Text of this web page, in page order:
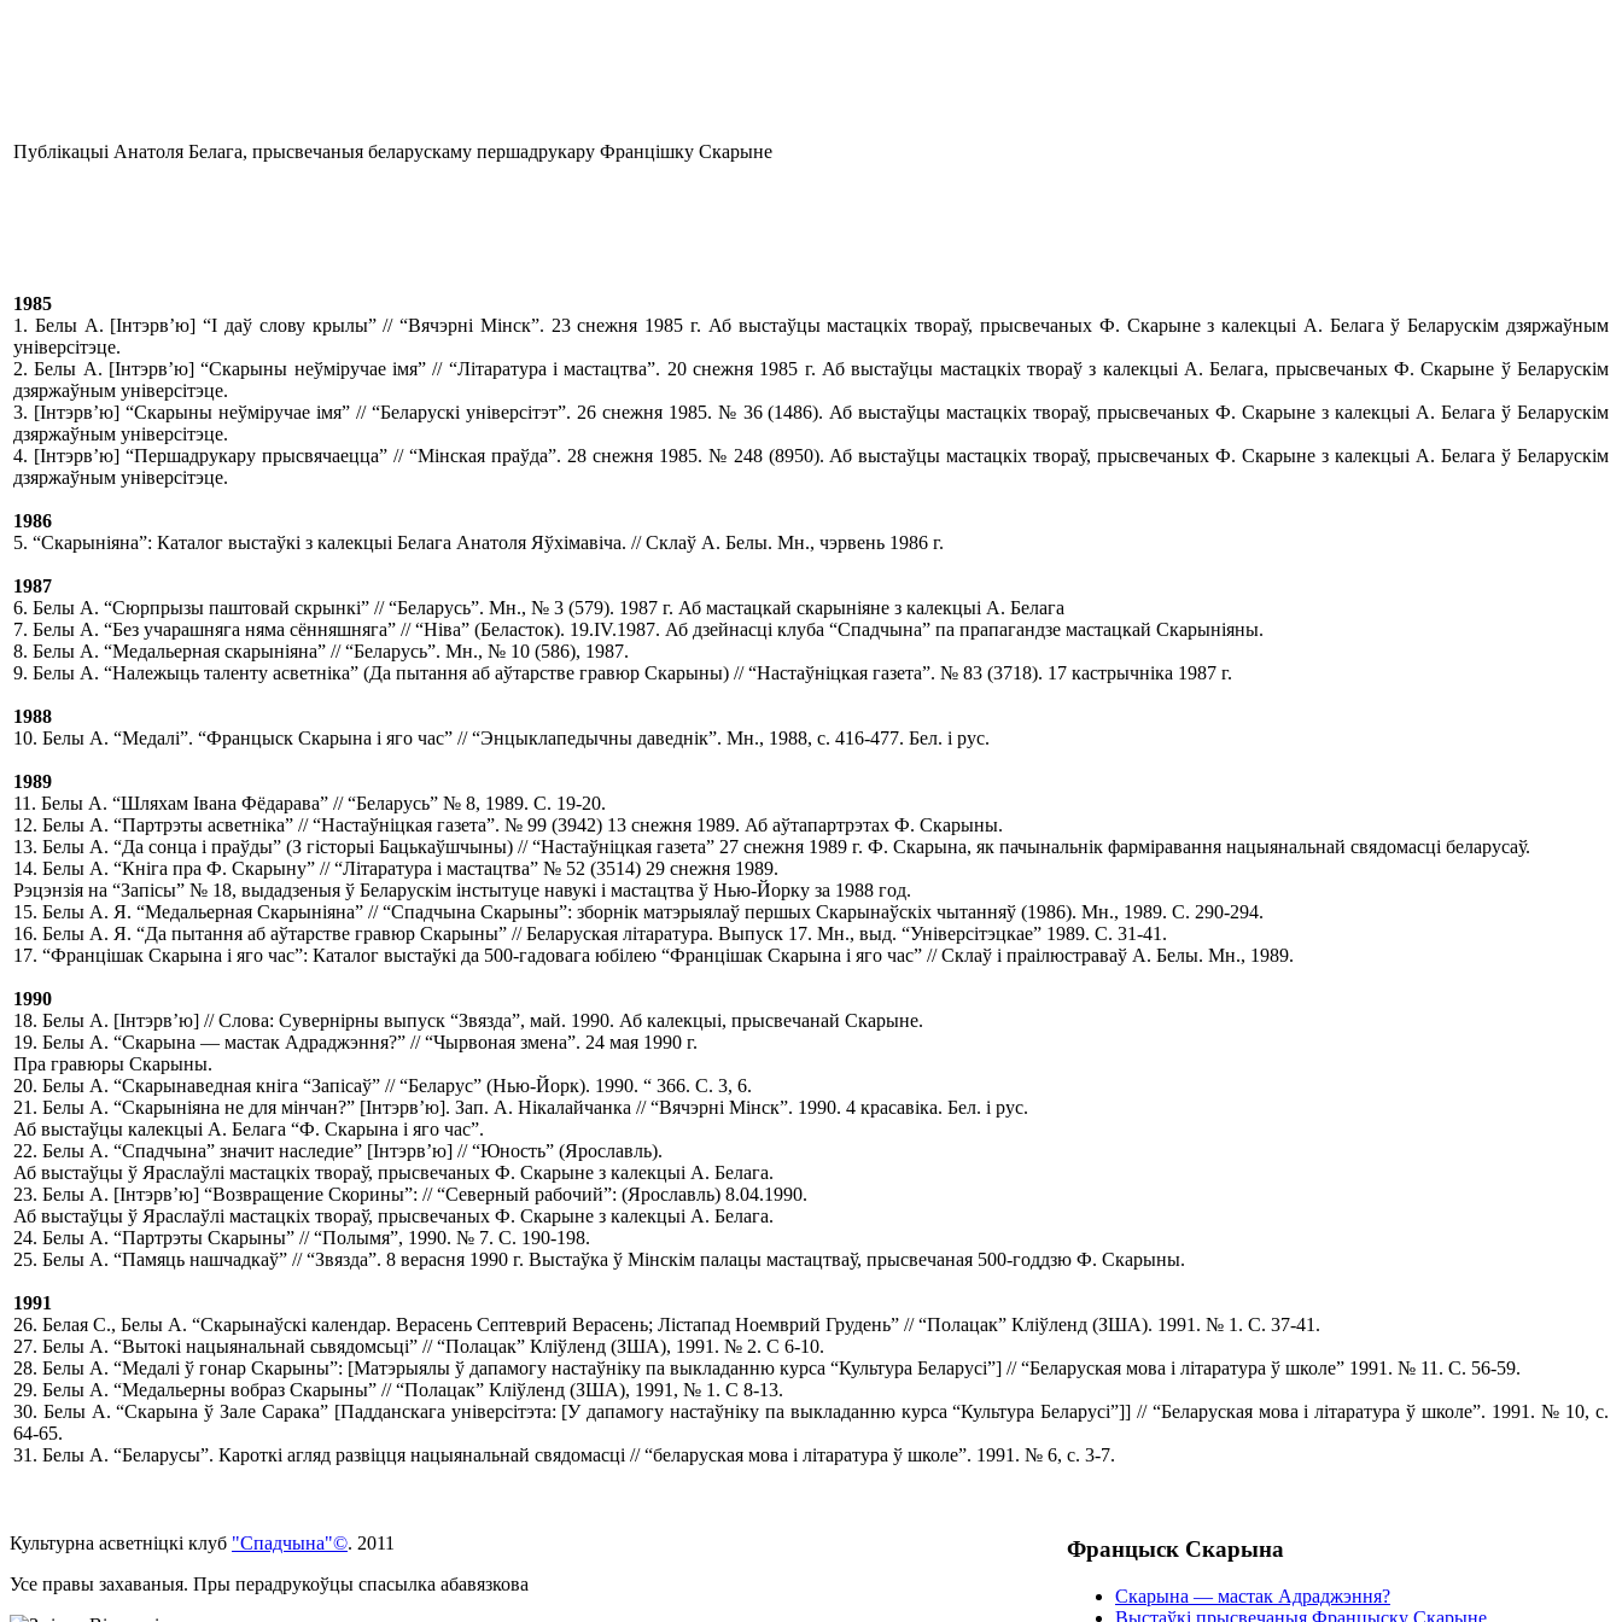
Публікацыі Анатоля Белага, прысвечаныя беларускаму першадрукару Францішку Скарыне
1985
1. Белы А. [Інтэрв’ю] “І даў слову крылы” // “Вячэрні Мінск”. 23 снежня 1985 г. Аб выстаўцы мастацкіх твораў, прысвечаных Ф. Скарыне з калекцыі А. Белага ў Беларускім дзяржаўным
універсітэце.
2. Белы А. [Інтэрв’ю] “Скарыны неўміручае імя” // “Літаратура і мастацтва”. 20 снежня 1985 г. Аб выстаўцы мастацкіх твораў з калекцыі А. Белага, прысвечаных Ф. Скарыне ў Беларускім
дзяржаўным універсітэце.
3. [Інтэрв’ю] “Скарыны неўміручае імя” // “Беларускі універсітэт”. 26 снежня 1985. № 36 (1486). Аб выстаўцы мастацкіх твораў, прысвечаных Ф. Скарыне з калекцыі А. Белага ў Беларускім
дзяржаўным універсітэце.
4. [Інтэрв’ю] “Першадрукару прысвячаецца” // “Мінская праўда”. 28 снежня 1985. № 248 (8950). Аб выстаўцы мастацкіх твораў, прысвечаных Ф. Скарыне з калекцыі А. Белага ў Беларускім
дзяржаўным універсітэце.
1986
5. “Скарыніяна”: Каталог выстаўкі з калекцыі Белага Анатоля Яўхімавіча. // Склаў А. Белы. Мн., чэрвень 1986 г.
1987
6. Белы А. “Сюрпрызы паштовай скрынкі” // “Беларусь”. Мн., № 3 (579). 1987 г. Аб мастацкай скарыніяне з калекцыі А. Белага
7. Белы А. “Без учарашняга няма сённяшняга” // “Ніва” (Беласток). 19.IV.1987. Аб дзейнасці клуба “Спадчына” па прапагандзе мастацкай Скарыніяны.
8. Белы А. “Медальерная скарыніяна” // “Беларусь”. Мн., № 10 (586), 1987.
9. Белы А. “Належыць таленту асветніка” (Да пытання аб аўтарстве гравюр Скарыны) // “Настаўніцкая газета”. № 83 (3718). 17 кастрычніка 1987 г.
1988
10. Белы А. “Медалі”. “Францыск Скарына і яго час” // “Энцыклапедычны даведнік”. Мн., 1988, с. 416-477. Бел. і рус.
1989
11. Белы А. “Шляхам Івана Фёдарава” // “Беларусь” № 8, 1989. С. 19-20.
12. Белы А. “Партрэты асветніка” // “Настаўніцкая газета”. № 99 (3942) 13 снежня 1989. Аб аўтапартрэтах Ф. Скарыны.
13. Белы А. “Да сонца і праўды” (З гісторыі Бацькаўшчыны) // “Настаўніцкая газета” 27 снежня 1989 г. Ф. Скарына, як пачынальнік фарміравання нацыянальнай свядомасці беларусаў.
14. Белы А. “Кніга пра Ф. Скарыну” // “Літаратура і мастацтва” № 52 (3514) 29 снежня 1989.
Рэцэнзія на “Запісы” № 18, выдадзеныя ў Беларускім інстытуце навукі і мастацтва ў Нью-Йорку за 1988 год.
15. Белы А. Я. “Медальерная Скарыніяна” // “Спадчына Скарыны”: зборнік матэрыялаў першых Скарынаўскіх чытанняў (1986). Мн., 1989. С. 290-294.
16. Белы А. Я. “Да пытання аб аўтарстве гравюр Скарыны” // Беларуская літаратура. Выпуск 17. Мн., выд. “Універсітэцкае” 1989. С. 31-41.
17. “Францішак Скарына і яго час”: Каталог выстаўкі да 500-гадовага юбілею “Францішак Скарына і яго час” // Склаў і праілюстраваў А. Белы. Мн., 1989.
1990
18. Белы А. [Інтэрв’ю] // Слова: Сувернірны выпуск “Звязда”, май. 1990. Аб калекцыі, прысвечанай Скарыне.
19. Белы А. “Скарына ― мастак Адраджэння?” // “Чырвоная змена”. 24 мая 1990 г.
Пра гравюры Скарыны.
20. Белы А. “Скарынаведная кніга “Запісаў” // “Беларус” (Нью-Йорк). 1990. “ 366. С. 3, 6.
21. Белы А. “Скарыніяна не для мінчан?” [Інтэрв’ю]. Зап. А. Нікалайчанка // “Вячэрні Мінск”. 1990. 4 красавіка. Бел. і рус.
Аб выстаўцы калекцыі А. Белага “Ф. Скарына і яго час”.
22. Белы А. “Спадчына” значит наследие” [Інтэрв’ю] // “Юность” (Ярославль).
Аб выстаўцы ў Яраслаўлі мастацкіх твораў, прысвечаных Ф. Скарыне з калекцыі А. Белага.
23. Белы А. [Інтэрв’ю] “Возвращение Скорины”: // “Северный рабочий”: (Ярославль) 8.04.1990.
Аб выстаўцы ў Яраслаўлі мастацкіх твораў, прысвечаных Ф. Скарыне з калекцыі А. Белага.
24. Белы А. “Партрэты Скарыны” // “Полымя”, 1990. № 7. С. 190-198.
25. Белы А. “Памяць нашчадкаў” // “Звязда”. 8 верасня 1990 г. Выстаўка ў Мінскім палацы мастацтваў, прысвечаная 500-годдзю Ф. Скарыны.
1991
26. Белая С., Белы А. “Скарынаўскі календар. Верасень Септеврий Верасень; Лістапад Ноемврий Грудень” // “Полацак” Кліўленд (ЗША). 1991. № 1. С. 37-41.
27. Белы А. “Вытокі нацыянальнай сьвядомсьці” // “Полацак” Кліўленд (ЗША), 1991. № 2. С 6-10.
28. Белы А. “Медалі ў гонар Скарыны”: [Матэрыялы ў дапамогу настаўніку па выкладанню курса “Культура Беларусі”] // “Беларуская мова і літаратура ў школе” 1991. № 11. С. 56-59.
29. Белы А. “Медальерны вобраз Скарыны” // “Полацак” Кліўленд (ЗША), 1991, № 1. С 8-13.
30. Белы А. “Скарына ў Зале Сарака” [Падданскага універсітэта: [У дапамогу настаўніку па выкладанню курса “Культура Беларусі”]] // “Беларуская мова і літаратура ў школе”. 1991. № 10, с.
64-65.
31. Белы А. “Беларусы”. Кароткі агляд развіцця нацыянальнай свядомасці // “беларуская мова і літаратура ў школе”. 1991. № 6, с. 3-7.
Францыск Скарына
Скарына ― мастак Адраджэння?
Выстаўкі прысвечаныя Францыску Скарыне
Культурна асветнiцкi клуб "Спадчына"©. 2011
Усе правы захаваныя. Пры перадрукоўцы спасылка абавязкова